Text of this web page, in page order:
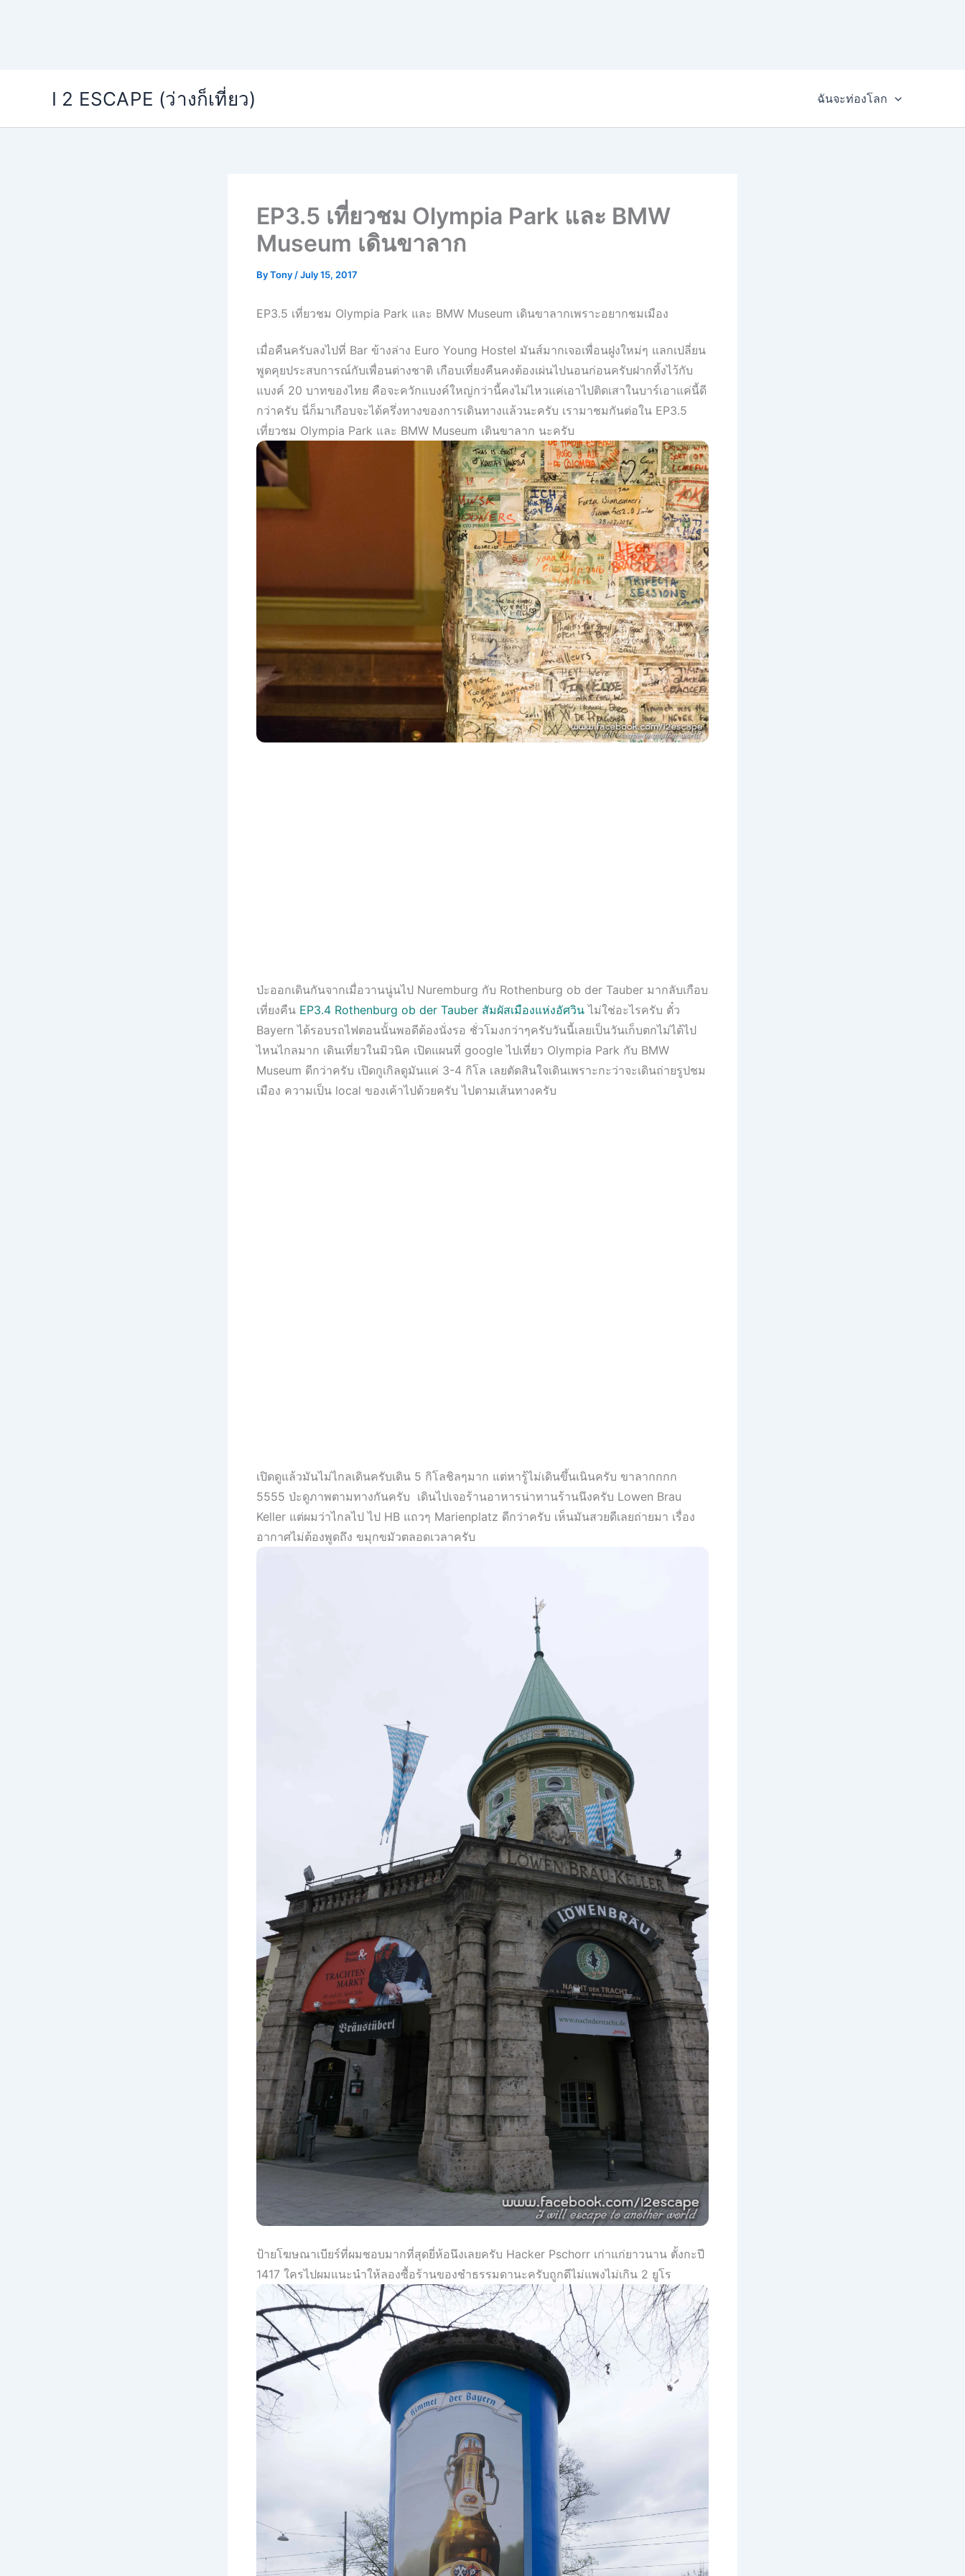
I 2 ESCAPE (ว่างก็เที่ยว) ฉันจะท่องโลก
EP3.5 เที่ยวชม Olympia Park และ BMW
Museum เดินขาลาก
ByTony /July 15, 2017
EP3.5 เที่ยวชม Olympia Park และ BMW Museum เดินขาลากเพราะอยากชมเมือง
เมื่อคืนครับลงไปที่ Bar ข้างล่าง Euro Young Hostel มันส์มากเจอเพื่อนฝูงใหม่ๆ แลกเปลี่ยน
พูดคุยประสบการณ์กับเพื่อนต่างชาติ เกือบเที่ยงคืนคงต้องเผ่นไปนอนก่อนครับฝากทิ้งไว้กับ
แบงค์ 20 บาทของไทย คือจะควักแบงค์ใหญ่กว่านี้คงไม่ไหวแค่เอาไปติดเสาในบาร์เอาแค่นี้ดี
กว่าครับ นี่ก็มาเกือบจะได้ครึ่งทางของการเดินทางแล้วนะครับ เรามาชมกันต่อใน EP3.5
เที่ยวชม Olympia Park และ BMW Museum เดินขาลาก นะครับ
ป่ะออกเดินกันจากเมื่อวานนู่นไป Nuremburg กับ Rothenburg ob der Tauber มากลับเกือบ
เที่ยงคืน EP3.4 Rothenburg ob der Tauber สัมผัสเมืองแห่งอัศวิน ไม่ใช่อะไรครับ ตั๋ว
Bayern ได้รอบรถไฟตอนนั้นพอดีต้องนั่งรอ ชั่วโมงกว่าๆครับวันนี้เลยเป็นวันเก็บตกไม่ได้ไป
ไหนไกลมาก เดินเที่ยวในมิวนิค เปิดแผนที่ google ไปเที่ยว Olympia Park กับ BMW
Museum ดีกว่าครับ เปิดกูเกิลดูมันแค่ 3-4 กิโล เลยตัดสินใจเดินเพราะกะว่าจะเดินถ่ายรูปชม
เมือง ความเป็น local ของเค้าไปด้วยครับ ไปตามเส้นทางครับ
เปิดดูแล้วมันไม่ไกลเดินครับเดิน 5 กิโลชิลๆมาก แต่หารู้ไม่เดินขึ้นเนินครับ ขาลากกกก
5555 ป่ะดูภาพตามทางกันครับ เดินไปเจอร้านอาหารน่าทานร้านนึงครับ Lowen Brau
Keller แต่ผมว่าไกลไป ไป HB แถวๆ Marienplatz ดีกว่าครับ เห็นมันสวยดีเลยถ่ายมา เรื่อง
อากาศไม่ต้องพูดถึง ขมุกขมัวตลอดเวลาครับ
ป้ายโฆษณาเบียร์ที่ผมชอบมากที่สุดยี่ห้อนึงเลยครับ Hacker Pschorr เก่าแก่ยาวนาน ตั้งกะปี
1417 ใครไปผมแนะนำให้ลองซื้อร้านของชำธรรมดานะครับถูกดีไม่แพงไม่เกิน 2 ยูโร